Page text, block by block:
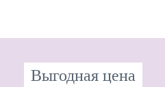
Выгодная цена